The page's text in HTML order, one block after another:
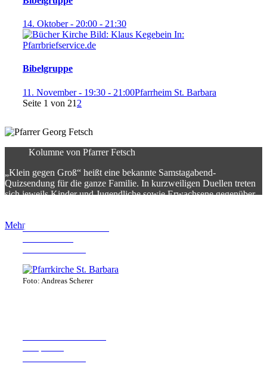
14. Oktober - 20:00 - 21:30
Bibelgruppe
11. November - 19:30 - 21:00Pfarrheim St. Barbara
Seite 1 von 21 2
Kolumne von Pfarrer Fetsch
„Klein gegen Groß“ heißt eine bekannte Samstagabend-
Quizsendung für die ganze Familie. In kurzweiligen Duellen treten
sich jeweils Kinder und Jugendliche sowie Erwachsene gegenüber.
MehrPfarrkirche St. Barbara
Foto: Andreas Scherer